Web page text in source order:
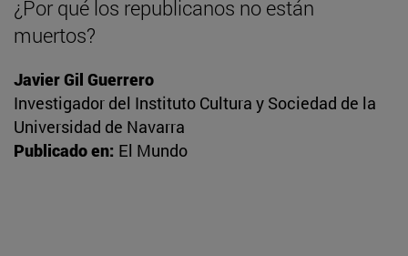
¿Por qué los republicanos no están
muertos?
Javier Gil Guerrero
Investigador del Instituto Cultura y Sociedad de la
Universidad de Navarra
Publicado en: El Mundo